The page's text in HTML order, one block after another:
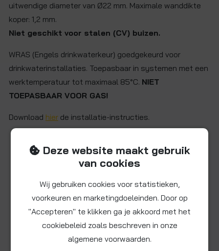
uitwendige diameter van Ø22 mm. Maximale wanddikte
koper: 1,2 mm.
Niet geschikt voor stalen (CV) buizen.
WRAS (Engels drinkwaterkeur) goedgekeurd voor
drinkwaterinstallaties. Toepasbaar in systemen met een
werktemperatuur tot maximaal 85°C. NIET
TOEPASBAAR VOOR GAS!
Download hier de installatie-instructies.
Beschikbare video
Deze website maakt gebruik
van cookies
Wij gebruiken cookies voor statistieken,
voorkeuren en marketingdoeleinden. Door op
"Accepteren" te klikken ga je akkoord met het
cookiebeleid zoals beschreven in onze
algemene voorwaarden.